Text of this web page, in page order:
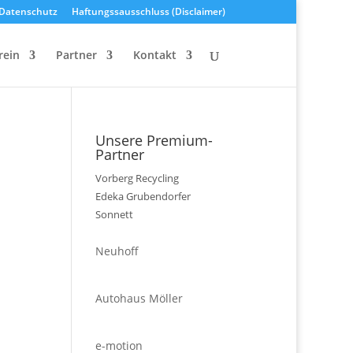
Haftungssausschluss (Disclaimer)
Partner Kontakt
Unsere Premium-
Partner
Vorberg Recycling
Edeka Grubendorfer
Sonnett
Neuhoff
Autohaus Möller
e-motion